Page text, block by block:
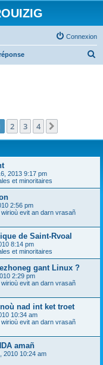
Connexion
c
2 3 4
2013 9:17 pm
et minoritaires
2:56 pm
evit an darn vrasañ
de Saint-Rvoal
8:14 pm
et minoritaires
gant Linux ?
2:29 pm
evit an darn vrasañ
nad int ket troet
10:34 am
evit an darn vrasañ
amañ
2010 10:24 am